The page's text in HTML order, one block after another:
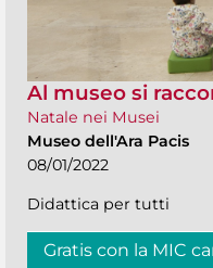
Al museo si
Natale nei Musei
Museo dell'Ara Pacis
08/01/2022
Didattica per tutti
Gratis con la MIC